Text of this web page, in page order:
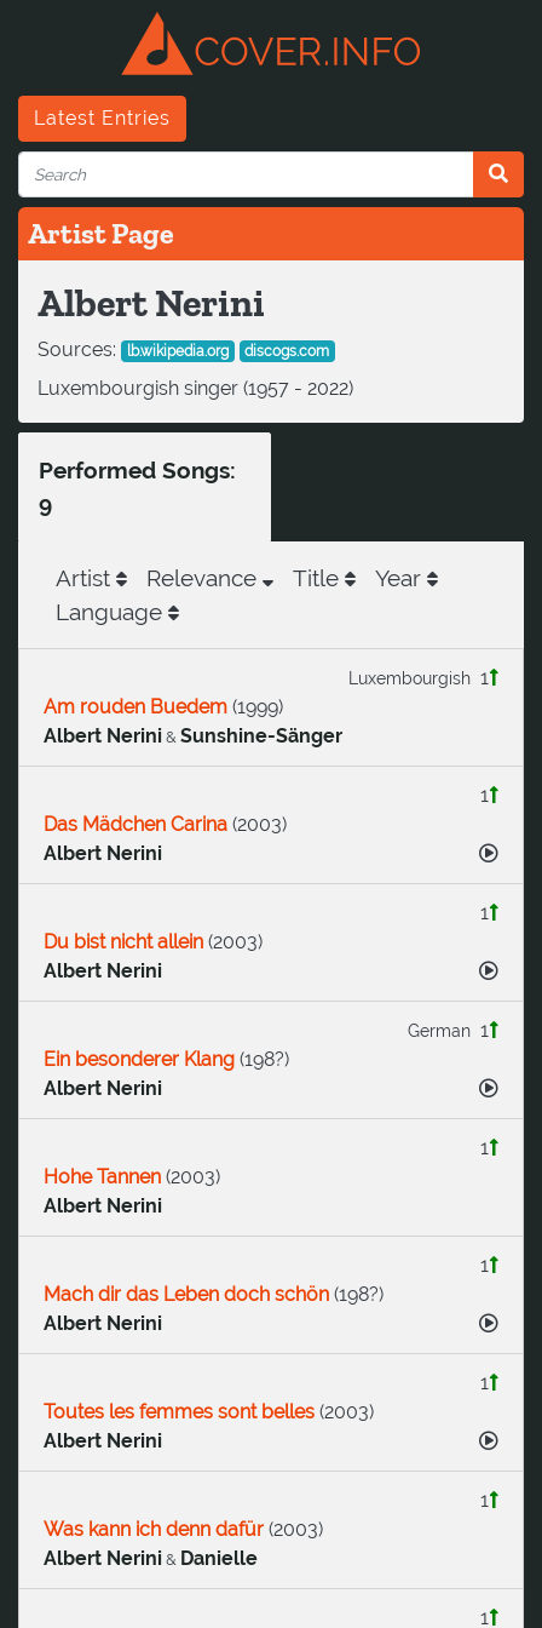
Latest Entries
Artist Page
Albert Nerini
Sources: lb.wikipedia.org discogs.com
Luxembourgish singer (1957 - 2022)
Performed Songs:
9
Artist Relevance Title
Year
Language
1
Luxembourgish
Am rouden Buedem (1999)
Albert Nerini & Sunshine-Sänger
1
Das Mädchen Carina (2003)
Albert Nerini
1
Du bist nicht allein (2003)
Albert Nerini
1
German
Ein besonderer Klang (198?)
Albert Nerini
1
Hohe Tannen (2003)
Albert Nerini
1
Mach dir das Leben doch schön (198?)
Albert Nerini
1
Toutes les femmes sont belles (2003)
Albert Nerini
1
Was kann ich denn dafür (2003)
Albert Nerini & Danielle
1